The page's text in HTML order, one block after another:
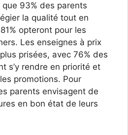
93% des parents
la qualité tout en
opteront pour les
Les enseignes à prix
prisées, avec 76% des
s’y rendre en priorité et
promotions. Pour
parents envisagent de
en bon état de leurs